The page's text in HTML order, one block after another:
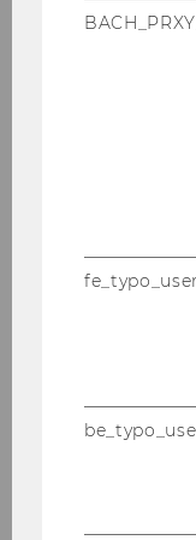
hen wird.
Ent­wick­le einen
wie die Erste
len kann.
The­men­fel­der:
Wie soll­te sich
wi­ckeln, um
beim Auf­bau
Er­rei­chen von
Beim Thema
über­le­ge, wie
fe_typo_user